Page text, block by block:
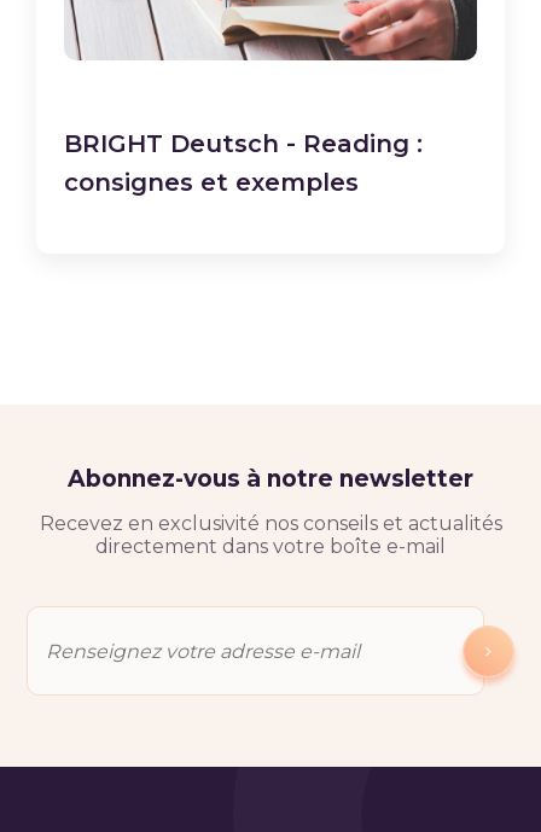
BRIGHT Deutsch - Reading :
consignes et exemples
Abonnez-vous à notre newsletter
Recevez en exclusivité nos conseils et actualités
directement dans votre boîte e-mail